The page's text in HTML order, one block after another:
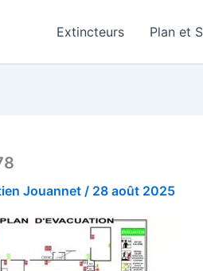
Extincteurs Plan et
Jouannet / 28 août 2025